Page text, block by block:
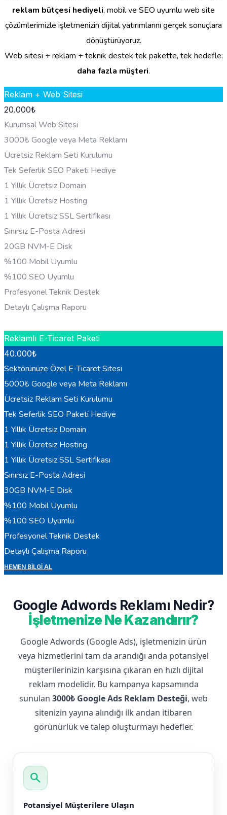
reklam bütçesi hediyeli, mobil ve SEO uyumlu web site
çözümlerimizle işletmenizin dijital yatırımlarını gerçek sonuçlara
dönüştürüyoruz.
Web sitesi + reklam + teknik destek tek pakette, tek hedefle:
daha fazla müşteri.
Reklam + Web Sitesi
20.000₺
Kurumsal Web Sitesi
3000₺ Google veya Meta Reklamı
Ücretsiz Reklam Seti Kurulumu
Tek Seferlik SEO Paketi Hediye
1 Yıllık Ücretsiz Domain
1 Yıllık Ücretsiz Hosting
1 Yıllık Ücretsiz SSL Sertifikası
Sınırsız E-Posta Adresi
20GB NVM-E Disk
%100 Mobil Uyumlu
%100 SEO Uyumlu
Profesyonel Teknik Destek
Detaylı Çalışma Raporu
Reklamlı E-Ticaret Paketi
40.000₺
Sektörünüze Özel E-Ticaret Sitesi
5000₺ Google veya Meta Reklamı
Ücretsiz Reklam Seti Kurulumu
Tek Seferlik SEO Paketi Hediye
1 Yıllık Ücretsiz Domain
1 Yıllık Ücretsiz Hosting
1 Yıllık Ücretsiz SSL Sertifikası
Sınırsız E-Posta Adresi
30GB NVM-E Disk
%100 Mobil Uyumlu
%100 SEO Uyumlu
Profesyonel Teknik Destek
Detaylı Çalışma Raporu
HEMEN BILGI AL
Google Adwords Reklamı Nedir?
İşletmenize Ne Kazandırır?
Google Adwords (Google Ads), işletmenizin ürün
veya hizmetlerini tam da arandığı anda potansiyel
müşterilerinizin karşısına çıkaran en hızlı dijital
reklam modelidir. Bu kampanya kapsamında
sunulan 3000₺ Google Ads Reklam Desteği, web
sitenizin yayına alındığı ilk andan itibaren
görünürlük ve talep oluşturmayı hedefler.
search
Potansiyel Müşterilere Ulaşın